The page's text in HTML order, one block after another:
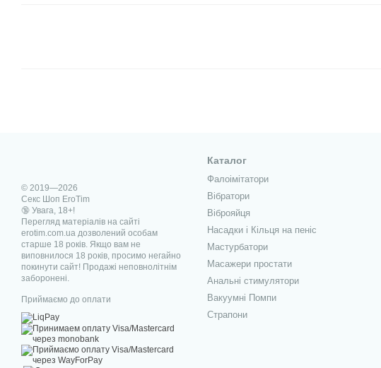
© 2019—2026
Секс Шоп EroTim
🔞 Увага, 18+!
Перегляд матеріалів на сайті
erotim.com.ua дозволений особам
старше 18 років. Якщо вам не
виповнилося 18 років, просимо негайно
покинути сайт! Продажі неповнолітнім
заборонені.
Приймаємо до оплати
Каталог
Фалоімітатори
Вібратори
Віброяйця
Насадки і Кільця на пеніс
Мастурбатори
Масажери простати
Анальні стимулятори
Вакуумні Помпи
Страпони